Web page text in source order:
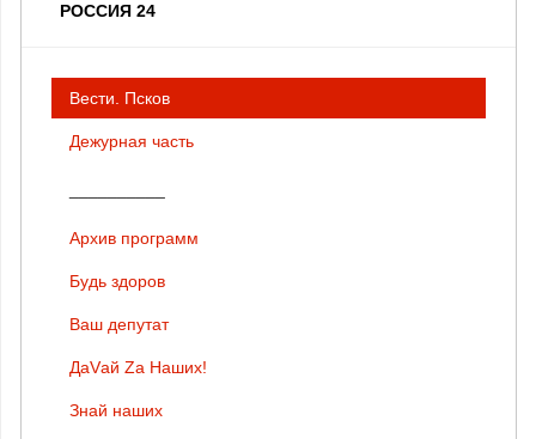
РОССИЯ 24
Вести. Псков
Дежурная часть
Архив программ
Будь здоров
Ваш депутат
ДаVай Zа Наших!
Знай наших